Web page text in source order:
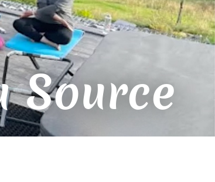
Source